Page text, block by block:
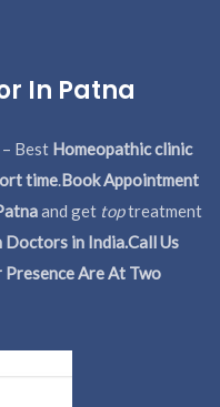
In Patna
– Best Homeopathic clinic
time.Book Appointment
and get toptreatment
Doctors in India.Call Us
Are At Two